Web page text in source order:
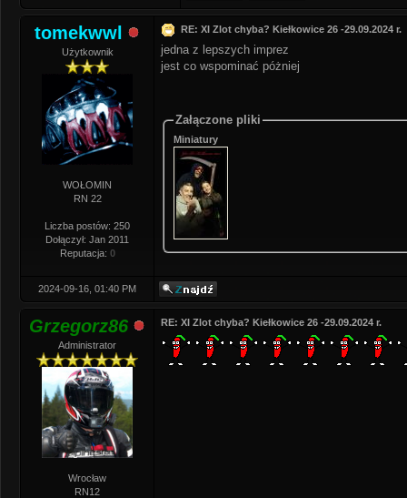
tomekwwl
Użytkownik
WOŁOMIN
RN 22
Liczba postów: 250
Dołączył: Jan 2011
Reputacja: 0
RE: XI Zlot chyba? Kiełkowice 26 -29.09.2024 r.
jedna z lepszych imprez
jest co wspominać póżniej
Załączone pliki
Miniatury
2024-09-16, 01:40 PM
Grzegorz86
Administrator
Wrocław
RN12
RE: XI Zlot chyba? Kiełkowice 26 -29.09.2024 r.